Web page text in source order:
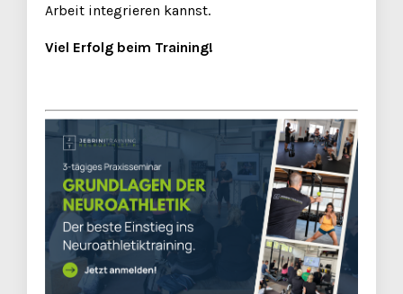
Arbeit integrieren kannst.
Viel Erfolg beim Training!